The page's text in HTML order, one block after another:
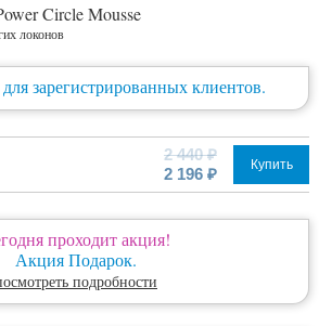
Circle Mousse
локонов
зарегистрированных клиентов.
2 440 ₽
2 196 ₽
Купить
проходит акция!
Акция Подарок.
подробности